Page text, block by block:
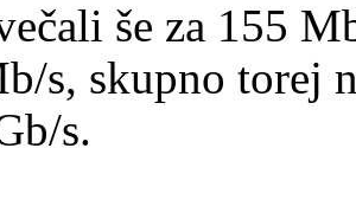
še za 155
s, skupno torej
s.